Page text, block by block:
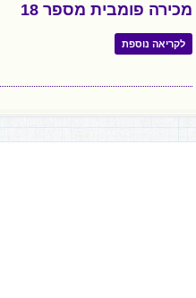
מכירה פומבית מספר 18
לקריאה נוספת